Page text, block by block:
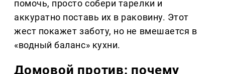
помочь, просто собери тарелки и
аккуратно поставь их в раковину. Этот
жест покажет заботу, но не вмешается в
«водный баланс» кухни.
Домовой против: почему